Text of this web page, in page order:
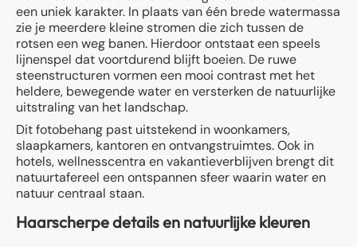
een uniek karakter. In plaats van één brede watermassa
zie je meerdere kleine stromen die zich tussen de
rotsen een weg banen. Hierdoor ontstaat een speels
lijnenspel dat voortdurend blijft boeien. De ruwe
steenstructuren vormen een mooi contrast met het
heldere, bewegende water en versterken de natuurlijke
uitstraling van het landschap.
Dit fotobehang past uitstekend in woonkamers,
slaapkamers, kantoren en ontvangstruimtes. Ook in
hotels, wellnesscentra en vakantieverblijven brengt dit
natuurtafereel een ontspannen sfeer waarin water en
natuur centraal staan.
Haarscherpe details en natuurlijke kleuren